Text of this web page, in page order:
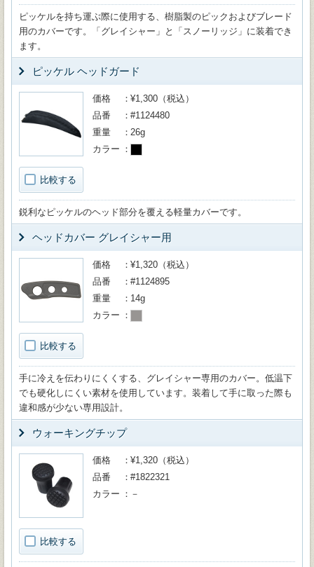
ピッケルを持ち運ぶ際に使用する、樹脂製のピックおよびブレード
用のカバーです。「グレイシャー」と「スノーリッジ」に装着でき
ます。
ピッケル ヘッドガード
比較する
価格
¥1,300（税込）
品番
#1124480
重量
26g
カラー
鋭利なピッケルのヘッド部分を覆える軽量カバーです。
ヘッドカバー グレイシャー用
比較する
価格
¥1,320（税込）
品番
#1124895
重量
14g
カラー
手に冷えを伝わりにくくする、グレイシャー専用のカバー。低温下
でも硬化しにくい素材を使用しています。装着して手に取った際も
違和感が少ない専用設計。
ウォーキングチップ
比較する
価格
¥1,320（税込）
品番
#1822321
カラー
－